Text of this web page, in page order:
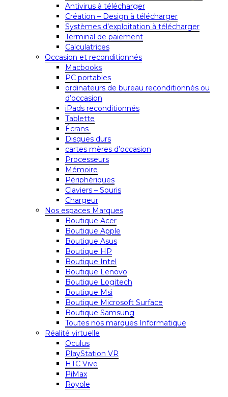
Antivirus à télécharger
Création – Design à télécharger
Systèmes d’exploitation à télécharger
Terminal de paiement
Calculatrices
Occasion et reconditionnés
Macbooks
PC portables
ordinateurs de bureau reconditionnés ou
d’occasion
iPads reconditionnés
Tablette
Écrans
Disques durs
cartes mères d’occasion
Processeurs
Mémoire
Périphériques
Claviers – Souris
Chargeur
Nos espaces Marques
Boutique Acer
Boutique Apple
Boutique Asus
Boutique HP
Boutique Intel
Boutique Lenovo
Boutique Logitech
Boutique Msi
Boutique Microsoft Surface
Boutique Samsung
Toutes nos marques Informatique
Réalité virtuelle
Oculus
PlayStation VR
HTC Vive
PiMax
Royole